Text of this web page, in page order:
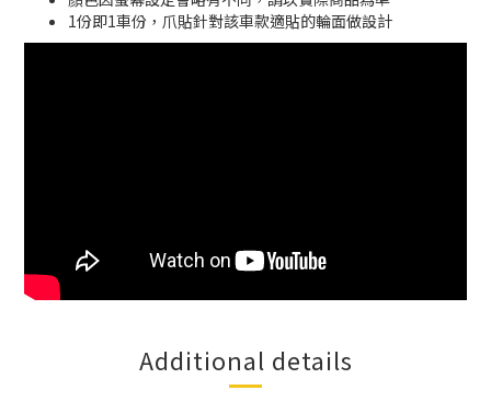
1份即1車份，爪貼針對該車款適貼的輪面做設計
Additional details